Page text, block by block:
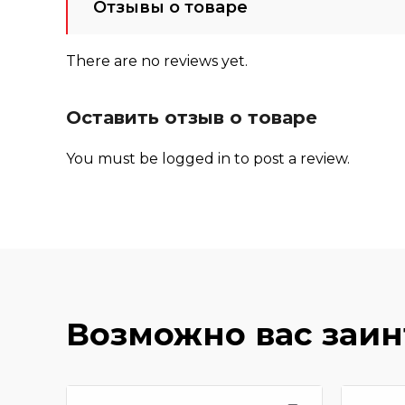
Отзывы о товаре
There are no reviews yet.
Оставить отзыв о товаре
You must be logged in to post a review.
Возможно вас